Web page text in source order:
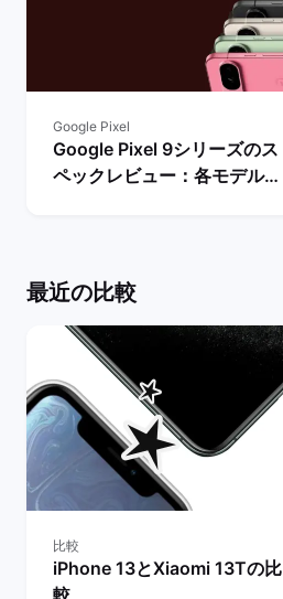
Google Pixel
Google Pixel 9シリーズのス
ペックレビュー：各モデルの
最近の比較
比較
iPhone 13とXiaomi 13Tの比
較